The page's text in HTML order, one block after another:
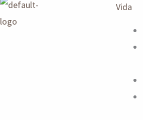
Vida